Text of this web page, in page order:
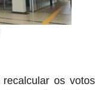
os votos